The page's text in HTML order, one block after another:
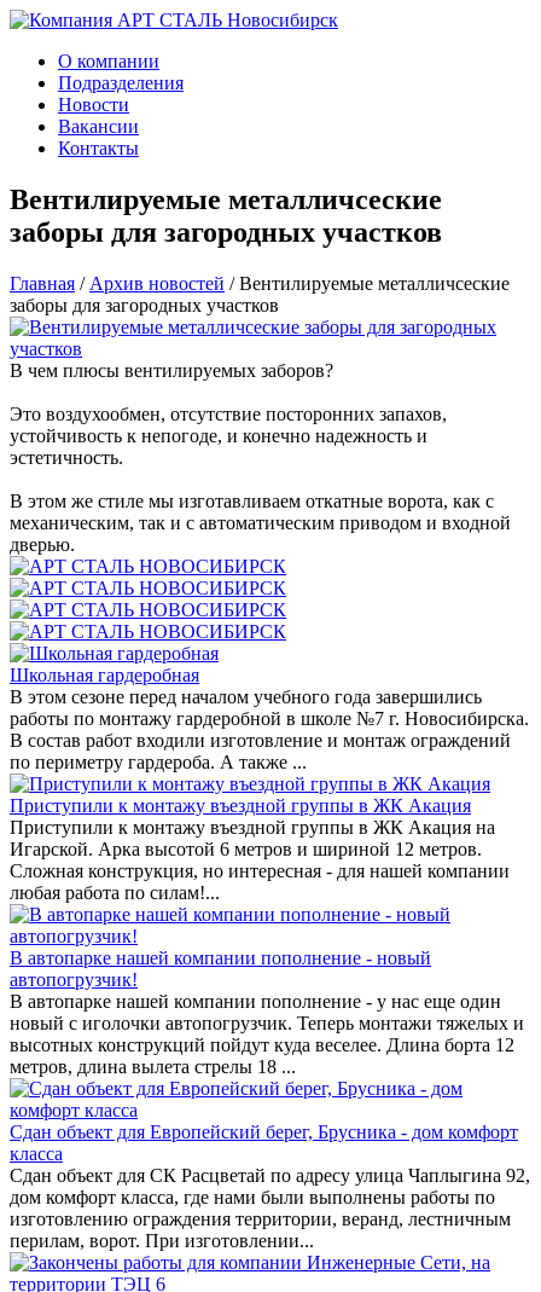
О компании
Подразделения
Новости
Вакансии
Контакты
Вентилируемые металличсеские
заборы для загородных участков
Главная / Архив новостей /Вентилируемые металличсеские
заборы для загородных участков
В чем плюсы вентилируемых заборов?
Это воздухообмен, отсутствие посторонних запахов,
устойчивость к непогоде, и конечно надежность и
эстетичность.
В этом же стиле мы изготавливаем откатные ворота, как с
механическим, так и с автоматическим приводом и входной
дверью.
Школьная гардеробная
В этом сезоне перед началом учебного года завершились
работы по монтажу гардеробной в школе №7 г. Новосибирска.
В состав работ входили изготовление и монтаж ограждений
по периметру гардероба. А также ...
Приступили к монтажу въездной группы в ЖК Акация
Приступили к монтажу въездной группы в ЖК Акация на
Игарской. Арка высотой 6 метров и шириной 12 метров.
Сложная конструкция, но интересная - для нашей компании
любая работа по силам!...
В автопарке нашей компании пополнение - новый
автопогрузчик!
В автопарке нашей компании пополнение - у нас еще один
новый с иголочки автопогрузчик. Теперь монтажи тяжелых и
высотных конструкций пойдут куда веселее. Длина борта 12
метров, длина вылета стрелы 18 ...
Сдан объект для Европейский берег, Брусника - дом комфорт
класса
Сдан объект для СК Расцветай по адресу улица Чаплыгина 92,
дом комфорт класса, где нами были выполнены работы по
изготовлению ограждения территории, веранд, лестничным
перилам, ворот. При изготовлении...